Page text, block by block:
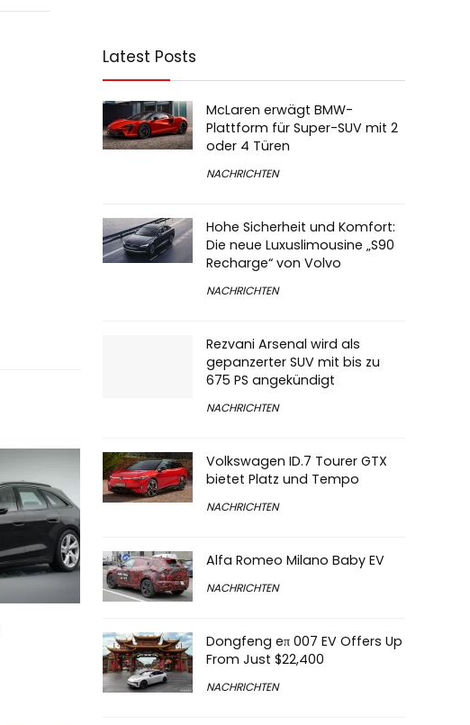
Latest Posts
McLaren erwägt BMW-
Plattform für Super-SUV mit 2
oder 4 Türen
NACHRICHTEN
Hohe Sicherheit und Komfort:
Die neue Luxuslimousine „S90
Recharge“ von Volvo
NACHRICHTEN
Rezvani Arsenal wird als
gepanzerter SUV mit bis zu
675 PS angekündigt
NACHRICHTEN
Volkswagen ID.7 Tourer GTX
bietet Platz und Tempo
NACHRICHTEN
Alfa Romeo Milano Baby EV
NACHRICHTEN
Dongfeng eπ 007 EV Offers Up
From Just $22,400
NACHRICHTEN